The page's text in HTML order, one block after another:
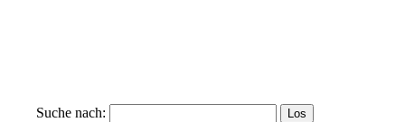
Suche nach: